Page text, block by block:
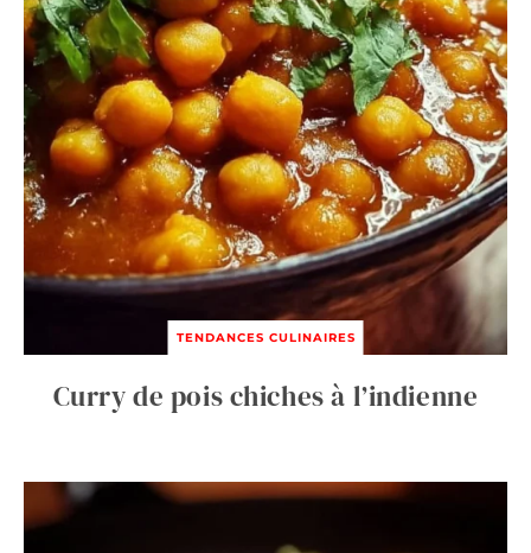
TENDANCES CULINAIRES
Curry de pois chiches à l’indienne